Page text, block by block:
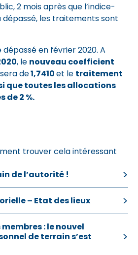
2 mois après que l’indice-
les traitements sont
en février 2020. A
, le nouveau coefficient
sera de1,7410et le traitement
que toutes les allocations
de 2 %.
trouver cela intéressant
de l’autorité !
– Etat des lieux
: le nouvel
de terrain s’est